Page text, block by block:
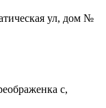
ул, дом №
с,